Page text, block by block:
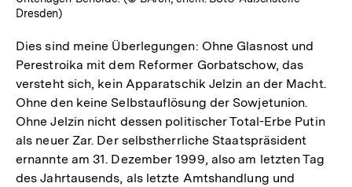
Dresden)
Dies sind meine Überlegungen: Ohne Glasnost und
Perestroika mit dem Reformer Gorbatschow, das
versteht sich, kein Apparatschik Jelzin an der Macht.
Ohne den keine Selbstauflösung der Sowjetunion.
Ohne Jelzin nicht dessen politischer Total-Erbe Putin
als neuer Zar. Der selbstherrliche Staatspräsident
ernannte am 31. Dezember 1999, also am letzten Tag
des Jahrtausends, als letzte Amtshandlung und